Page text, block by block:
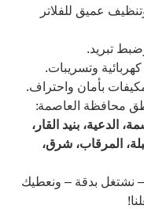
عميق للفلاتر
تبريد.
وتسريبات.
بأمان واحتراف.
محافظة العاصمة:
الدعية، بنيد القار،
المرقاب، شرق،
نشتغل بدقة – ونعطيك